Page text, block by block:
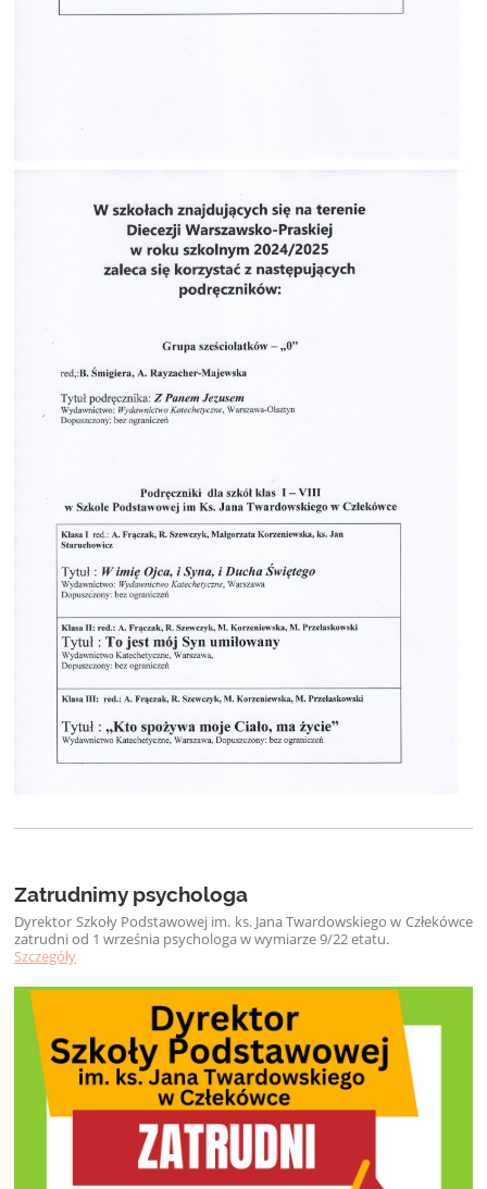
Zatrudnimy psychologa
Dyrektor Szkoły Podstawowej im. ks. Jana Twardowskiego w Człekówce
zatrudni od 1 września psychologa w wymiarze 9/22 etatu.
Szczegóły